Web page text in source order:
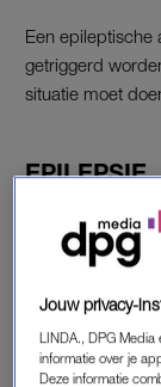
Een epileptische
getriggerd
situatie moet
EPILEPSIE
Je hebt
gehoord. Hierbij
‘door een
In ongeveer de
duidelijke
Jouw privacy-
LINDA., DPG Media
informatie over je
Deze informatie